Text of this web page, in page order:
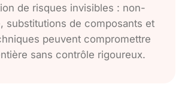
de risques invisibles : non-
substitutions de composants et
peuvent compromettre
sans contrôle rigoureux.